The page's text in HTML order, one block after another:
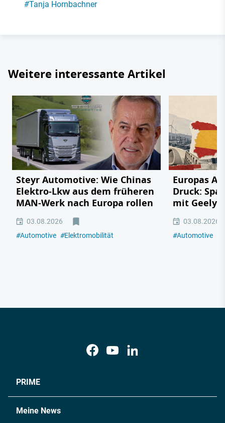
#Tanja Hornbachner
Weitere interessante Artikel
Steyr Automotive: Wie Chinas
Elektro-Lkw aus dem früheren
MAN-Werk nach Europa rollen
03.08.2026
#Automotive #Elektromobilität
Europas
Druck:
mit Geely,
03.08.2026
#Automotive
PRIME
Meine News